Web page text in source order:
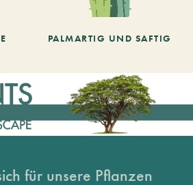
PALMARTIG UND SAFTIG
für unsere Pflanzen